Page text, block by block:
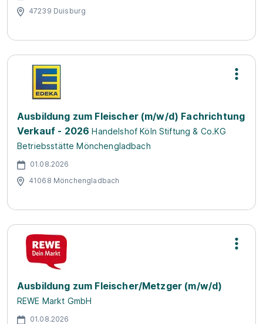
47239 Duisburg
Ausbildung zum Fleischer (m/w/d) Fachrichtung
Verkauf - 2026 Handelshof Köln Stiftung & Co.KG
Betriebsstätte Mönchengladbach
01.08.2026
41068 Mönchengladbach
Ausbildung zum Fleischer/Metzger (m/w/d)
REWE Markt GmbH
01.08.2026